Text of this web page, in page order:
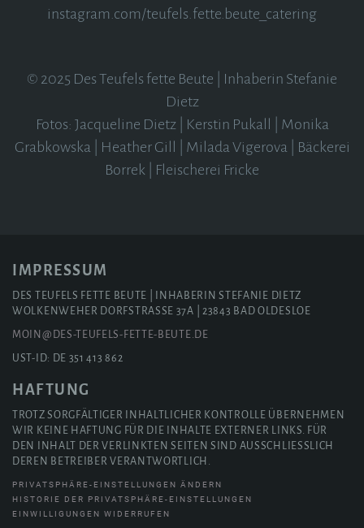
instagram.com/teufels.fette.beute_catering
© 2025 Des Teufels fette Beute | Inhaberin Stefanie
Dietz
Fotos: Jacqueline Dietz| Kerstin Pukall
Monika
Grabkowska
Heather Gill Milada Vigerova
Bäckerei
Borrek
Fleischerei Fricke
IMPRESSUM
DES TEUFELS FETTE BEUTE | INHABERIN STEFANIE DIETZ
WOLKENWEHER DORFSTRASSE 37A | 23843 BAD OLDESLOE
MOIN@DES-TEUFELS-FETTE-BEUTE.DE
UST-ID: DE 351 413 862
HAFTUNG
TROTZ SORGFÄLTIGER INHALTLICHER KONTROLLE ÜBERNEHMEN
WIR KEINE HAFTUNG FÜR DIE INHALTE EXTERNER LINKS. FÜR
DEN INHALT DER VERLINKTEN SEITEN SIND AUSSCHLIESSLICH D
EREN BETREIBER VERANTWORTLICH.
PRIVATSPHÄRE-EINSTELLUNGEN ÄNDERN
HISTORIE DER PRIVATSPHÄRE-EINSTELLUNGEN
EINWILLIGUNGEN WIDERRUFEN